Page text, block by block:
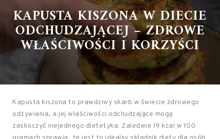
KAPUSTA KISZONA W DIECIE
ODCHUDZAJĄCEJ – ZDROWE
WŁAŚCIWOŚCI I KORZYŚCI
Kapusta kiszona to prawdziwy skarb w świecie zdrowego
odżywiania, a jej właściwości odchudzające mogą
zaskoczyć niejednego dietetyka. Zaledwie 19 kcal w 100